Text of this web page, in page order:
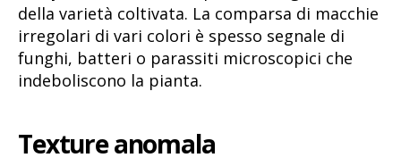
della varietà coltivata. La comparsa di macchie
irregolari di vari colori è spesso segnale di
funghi, batteri o parassiti microscopici che
indeboliscono la pianta.
Texture anomala